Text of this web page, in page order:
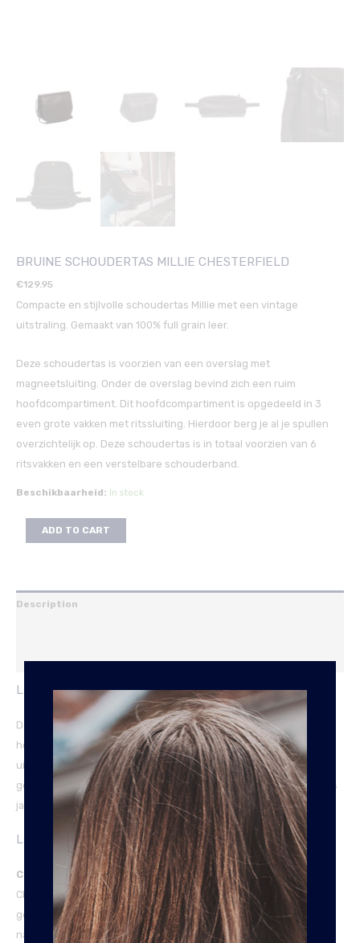
BRUINE SCHOUDERTAS MILLIE CHESTERFIELD
€129.95
Compacte en stijlvolle schoudertas Millie met een vintage
uitstraling. Gemaakt van 100% full grain leer.
Deze schoudertas is voorzien van een overslag met
magneetsluiting. Onder de overslag bevind zich een ruim
hoofdcompartiment. Dit hoofdcompartiment is opgedeeld in 3
even grote vakken met ritssluiting. Hierdoor berg je al je spullen
overzichtelijk op. Deze schoudertas is in totaal voorzien van 6
ritsvakken en een verstelbare schouderband.
Beschikbaarheid: In stock
ADD TO CART
Description
Reviews (0)
LEREN SCHOUDERTAS MILLIE VAN CHESTERFIELD
Deze schoudertas is gemaakt van wax pull up leer. Deze
hoogwaardige leersoort wordt gekenmerkt door een vintage
uitstraling met een gladde, licht glanzende afwerking. Eventuele
gebruikerssporen kun je gemakkelijk wegwrijven. Zo blijft jouw tas
jarenlang als nieuw.
LEERSOORT
Cow Wax Pull-Up:Dit is de meest gebruikte leersoort van The
Chesterfield Brand. Na het persen wordt het leer handmatig
gekleurd met aniline kleurstoffen, welke geïmpregneerd zijn met
natuurlijke oliën en wassen in plaats van verf en pigmenten. Deze